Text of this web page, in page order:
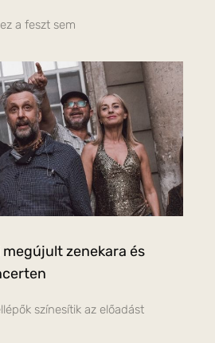
a feszt sem
zenekara és
színesítik az előadást